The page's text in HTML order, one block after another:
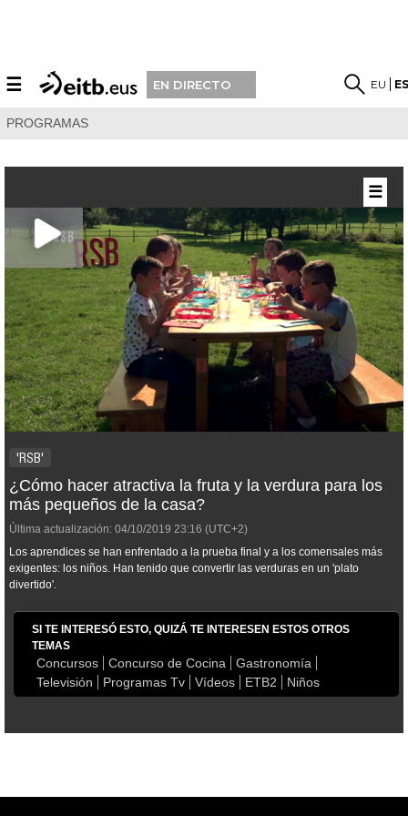
☰ EN DIRECTO EU
PROGRAMAS
'RSB'
¿Cómo hacer atractiva la fruta y la verdura para los
más pequeños de la casa?
Última actualización: 04/10/2019 23:16 (UTC+2)
Los aprendices se han enfrentado a la prueba final y a los comensales más
exigentes: los niños. Han tenido que convertir las verduras en un 'plato
divertido'.
SI TE INTERESÓ ESTO, QUIZÁ TE INTERESEN ESTOS OTROS
TEMAS
Concursos Concurso de Cocina
Gastronomía
Televisión
Programas Tv Vídeos ETB2 Niños
☰